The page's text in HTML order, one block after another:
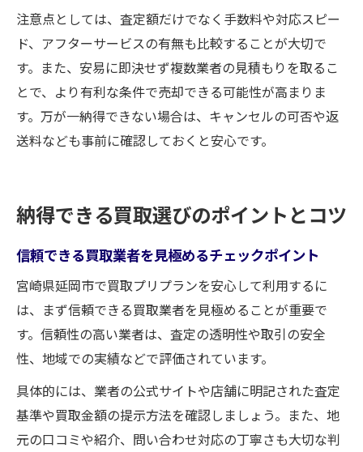
注意点としては、査定額だけでなく手数料や対応スピー
ド、アフターサービスの有無も比較することが大切で
す。また、安易に即決せず複数業者の見積もりを取るこ
とで、より有利な条件で売却できる可能性が高まりま
す。万が一納得できない場合は、キャンセルの可否や返
送料なども事前に確認しておくと安心です。
納得できる買取選びのポイントとコツ
信頼できる買取業者を見極めるチェックポイント
宮崎県延岡市で買取プリプランを安心して利用するに
は、まず信頼できる買取業者を見極めることが重要で
す。信頼性の高い業者は、査定の透明性や取引の安全
性、地域での実績などで評価されています。
具体的には、業者の公式サイトや店舗に明記された査定
基準や買取金額の提示方法を確認しましょう。また、地
元の口コミや紹介、問い合わせ対応の丁寧さも大切な判